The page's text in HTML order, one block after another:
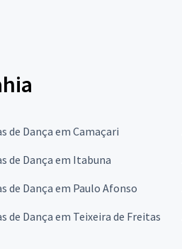
de Dança em Camaçari
de Dança em Itabuna
de Dança em Paulo Afonso
de Dança em Teixeira de Freitas